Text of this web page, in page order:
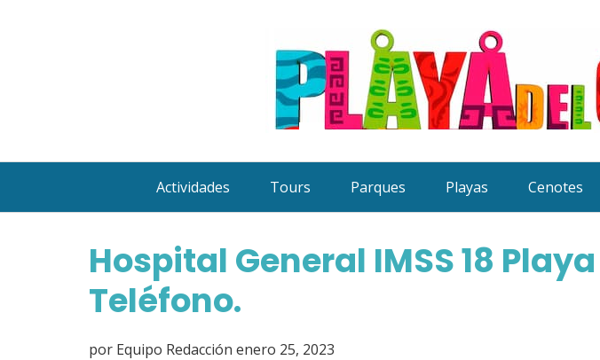
Actividades Tours Parques Playas Cenotes
Hospital General IMSS 18
Teléfono.
por Equipo Redacción enero 25, 2023